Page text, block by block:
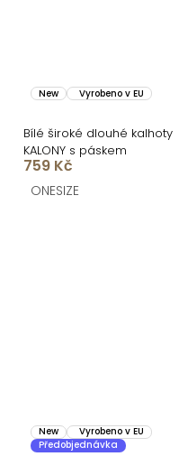
New Vyrobeno v EU
Bílé široké dlouhé kalhoty
KALONY s páskem
759 Kč
ONESIZE
New
Vyrobeno v EU
Předobjednávka